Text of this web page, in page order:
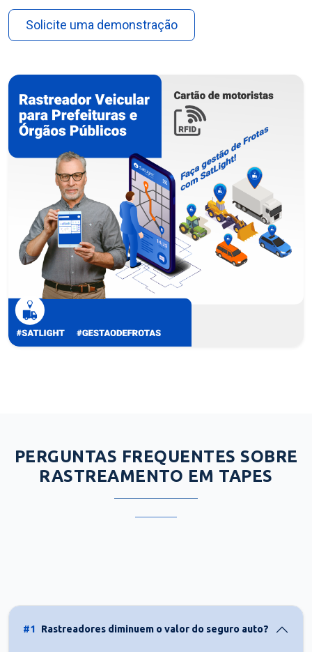
Solicite uma demonstração
PERGUNTAS FREQUENTES SOBRE
RASTREAMENTO EM TAPES
#1 Rastreadores diminuem o valor do seguro auto?